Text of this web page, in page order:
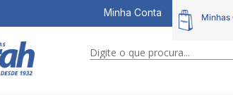
Minha Conta
Digite o que procura...